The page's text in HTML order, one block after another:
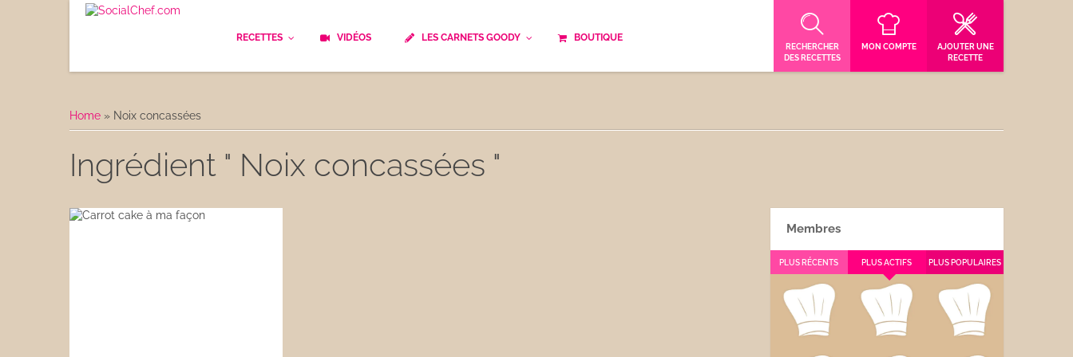
RECETTES
Le Pain
Apéritifs
Déjeuner
Cuisine française traditionnelle
VIDÉOS LES CARNETS GOODY
Spécialité culinaire
Les astuces Goody
BOUTIQUE
RECHERCHER
DES RECETTES
MON COMPTE
AJOUTER UNE
RECETTE
Home » Noix concassées
Ingrédient " Noix concassées "
Membres
PLUS RÉCENTS PLUS ACTIFS PLUS POPULAIRES